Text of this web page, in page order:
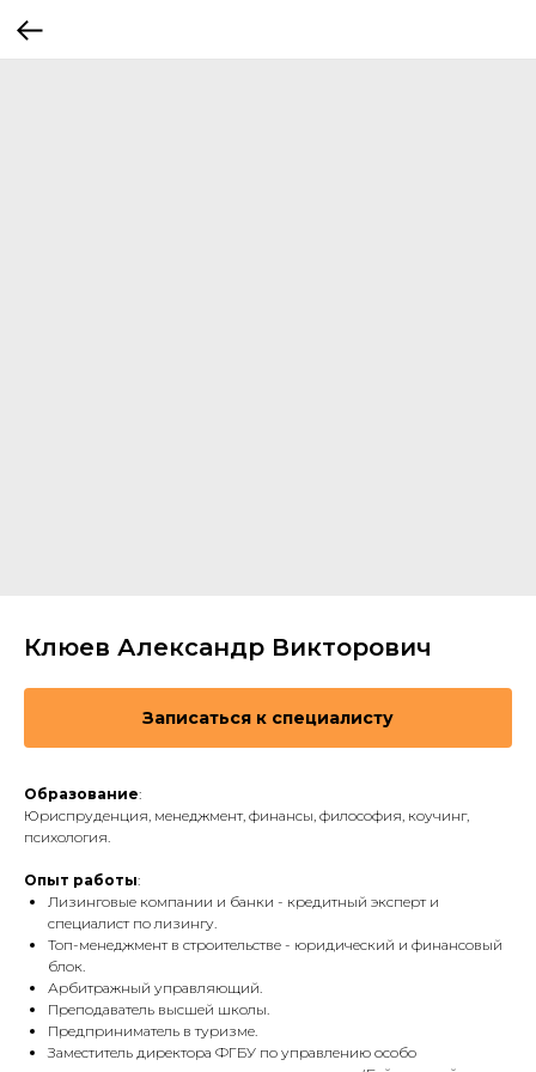
Клюев Александр Викторович
Записаться к специалисту
Образование:
Юриспруденция, менеджмент, финансы, философия, коучинг,
психология.
Опыт работы:
Лизинговые компании и банки - кредитный эксперт и
специалист по лизингу.
Топ-менеджмент в строительстве - юридический и финансовый
блок.
Арбитражный управляющий.
Преподаватель высшей школы.
Предприниматель в туризме.
Заместитель директора ФГБУ по управлению особо